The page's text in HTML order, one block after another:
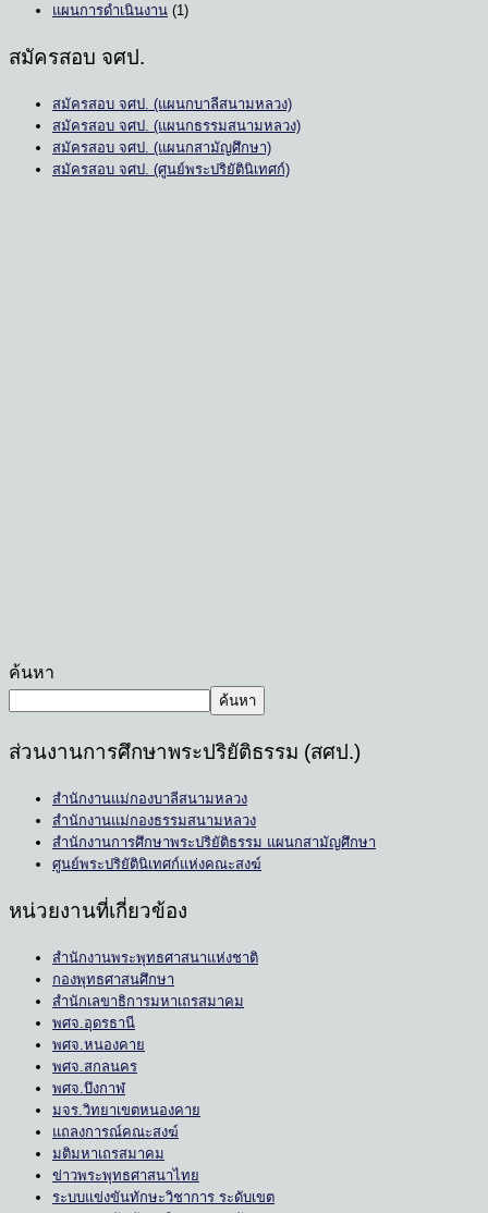
แผนการดำเนินงาน (1)
สมัครสอบ จศป.
สมัครสอบ จศป. (แผนกบาลีสนามหลวง)
สมัครสอบ จศป. (แผนกธรรมสนามหลวง)
สมัครสอบ จศป. (แผนกสามัญศึกษา)
สมัครสอบ จศป. (ศูนย์พระปริยัตินิเทศก์)
ค้นหา
ค้นหา
ส่วนงานการศึกษาพระปริยัติธรรม (สศป.)
สำนักงานแม่กองบาลีสนามหลวง
สำนักงานแม่กองธรรมสนามหลวง
สำนักงานการศึกษาพระปริยัติธรรม แผนกสามัญศึกษา
ศูนย์พระปริยัตินิเทศก์แห่งคณะสงฆ์
หน่วยงานที่เกี่ยวข้อง
สำนักงานพระพุทธศาสนาแห่งชาติ
กองพุทธศาสนศึกษา
สำนักเลขาธิการมหาเถรสมาคม
พศจ.อุดรธานี
พศจ.หนองคาย
พศจ.สกลนคร
พศจ.บึงกาฬ
มจร.วิทยาเขตหนองคาย
แถลงการณ์คณะสงฆ์
มติมหาเถรสมาคม
ข่าวพระพุทธศาสนาไทย
ระบบแข่งขันทักษะวิชาการ ระดับเขต